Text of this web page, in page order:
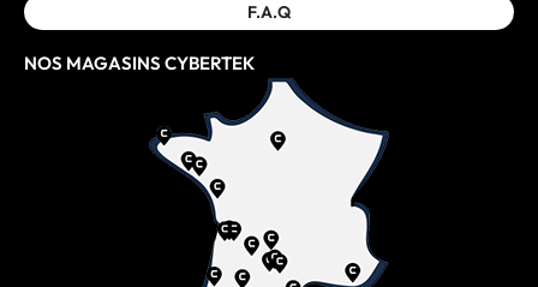
F.A.Q
NOS MAGASINS CYBERTEK